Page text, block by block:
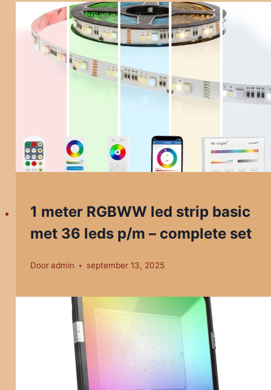
1 meter RGBWW led strip basic
met 36 leds p/m – complete set
Door admin september 13, 2025